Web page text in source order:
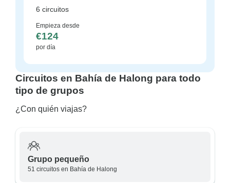
6 circuitos
Empieza desde
€124
por día
Circuitos en Bahía de Halong para todo
tipo de grupos
¿Con quién viajas?
Grupo pequeño
51 circuitos en Bahía de Halong